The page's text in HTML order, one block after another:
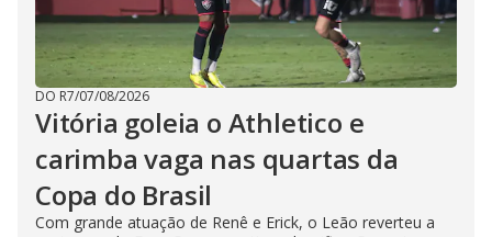
DO R7/07/08/2026
Vitória goleia o Athletico e
carimba vaga nas quartas da
Copa do Brasil
Com grande atuação de Renê e Erick, o Leão reverteu a